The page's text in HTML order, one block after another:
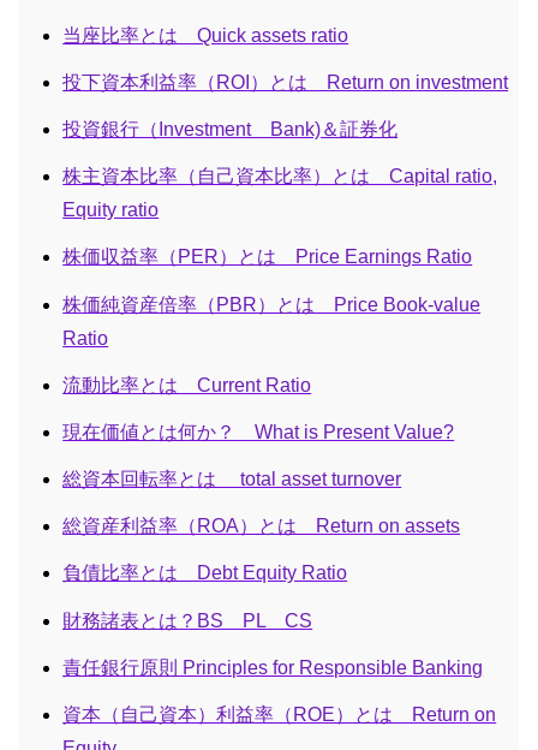
当座比率とは Quick assets ratio
投下資本利益率（ROI）とは Return on investment
投資銀行（Investment Bank)＆証券化
株主資本比率（自己資本比率）とは Capital ratio,
Equity ratio
株価収益率（PER）とは Price Earnings Ratio
株価純資産倍率（PBR）とは Price Book-value
Ratio
流動比率とは Current Ratio
現在価値とは何か？ What is Present Value?
総資本回転率とは total asset turnover
総資産利益率（ROA）とは Return on assets
負債比率とは Debt Equity Ratio
財務諸表とは？BS PL CS
責任銀行原則 Principles for Responsible Banking
資本（自己資本）利益率（ROE）とは Return on